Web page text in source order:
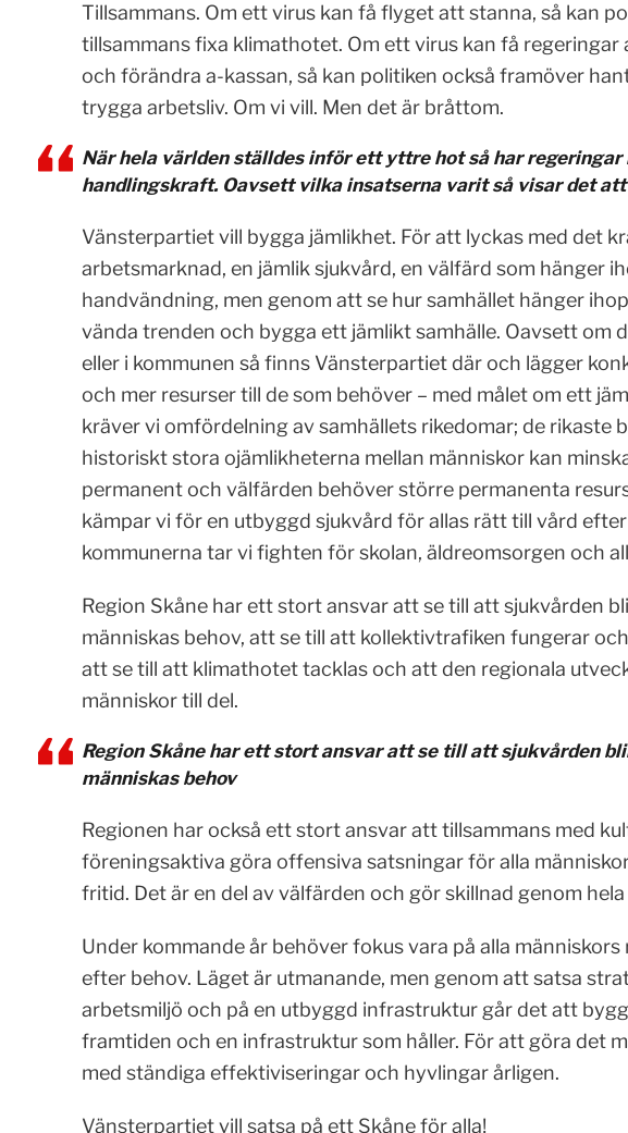
Tillsammans. Om ett virus kan få flyget att stanna, så kan
tillsammans fixa klimathotet. Om ett virus kan få
och förändra a-kassan, så kan politiken också framöver
trygga arbetsliv. Om vi vill. Men det är bråttom.
När hela världen ställdes inför ett yttre hot så har regeringar
handlingskraft. Oavsett vilka insatserna varit så visar det
Vänsterpartiet vill bygga jämlikhet. För att lyckas med det
arbetsmarknad, en jämlik sjukvård, en välfärd som hänger
handvändning, men genom att se hur samhället hänger
vända trenden och bygga ett jämlikt samhälle. Oavsett om
eller i kommunen så finns Vänsterpartiet där och lägger
och mer resurser till de som behöver – med målet om ett
kräver vi omfördelning av samhällets rikedomar; de rikaste
historiskt stora ojämlikheterna mellan människor kan
permanent och välfärden behöver större permanenta
kämpar vi för en utbyggd sjukvård för allas rätt till vård
kommunerna tar vi fighten för skolan, äldreomsorgen och
Region Skåne har ett stort ansvar att se till att sjukvården
människas behov, att se till att kollektivtrafiken fungerar
att se till att klimathotet tacklas och att den regionala
människor till del.
Region Skåne har ett stort ansvar att se till att sjukvården
människas behov
Regionen har också ett stort ansvar att tillsammans med
föreningsaktiva göra offensiva satsningar för alla
fritid. Det är en del av välfärden och gör skillnad genom hela
Under kommande år behöver fokus vara på alla
efter behov. Läget är utmanande, men genom att satsa
arbetsmiljö och på en utbyggd infrastruktur går det att
framtiden och en infrastruktur som håller. För att göra det
med ständiga effektiviseringar och hyvlingar årligen.
Vänsterpartiet vill satsa på ett Skåne för alla!